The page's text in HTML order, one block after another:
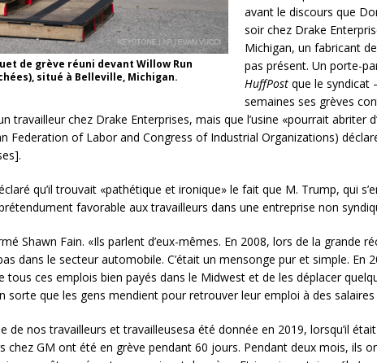
de grève réuni devant Willow Run
situé à Belleville, Michigan.
avant le discours que
soir chez Drake
Michigan, un fabricant
pas présent. Un porte-
HuffPost que le syndicat
semaines ses grèves
travailleur chez Drake Enterprises, mais que l’usine «pourrait abriter
Federation of Labor and Congress of Industrial Organizations)
qu’il trouvait «pathétique et ironique» le fait que M. Trump, qui
favorable aux travailleurs dans une entreprise non
Shawn Fain. «Ils parlent d’eux-mêmes. En 2008, lors de la grande
dans le secteur automobile. C’était un mensonge pur et simple. En
ces emplois bien payés dans le Midwest et de les déplacer
sorte que les gens mendient pour retrouver leur emploi à des salaires
de nos travailleurs et travailleusesa été donnée en 2019, lorsqu’il
chez GM ont été en grève pendant 60 jours. Pendant deux mois, ils